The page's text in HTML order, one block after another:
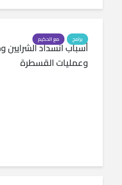
برامج مع الحكيم
أسباب انسداد
وعمليات القسطرة